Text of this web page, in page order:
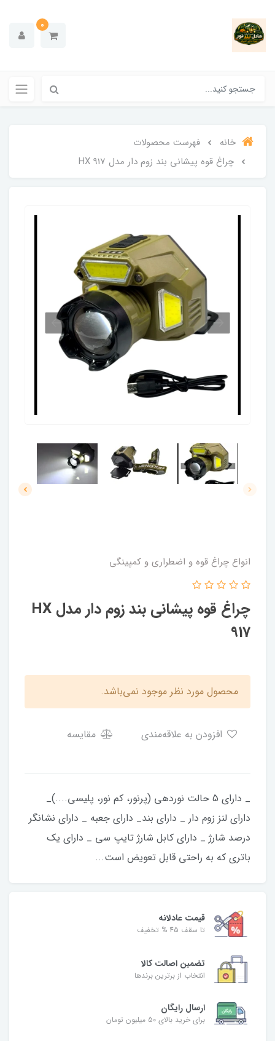
0
خانه
فهرست محصولات
چراغ قوه پیشانی بند زوم دار مدل HX 917
انواع چراغ قوه و اضطراری و کمپینگی
چراغ قوه پیشانی بند زوم دار مدل HX
917
محصول مورد نظر موجود نمی‌باشد.
مقایسه
_ دارای 5 حالت نوردهی (پرنور، کم نور، پلیسی....)_
دارای لنز زوم دار _ دارای بند_ دارای جعبه _ دارای نشانگر
درصد شارژ _ دارای کابل شارژ تایپ سی _ دارای یک
باتری که به راحتی قابل تعویض است...
قیمت عادلانه
تا سقف 45 % تخفیف
تضمین اصالت کالا
انتخاب از برترین برندها
ارسال رایگان
برای خرید بالای 50 میلیون تومان